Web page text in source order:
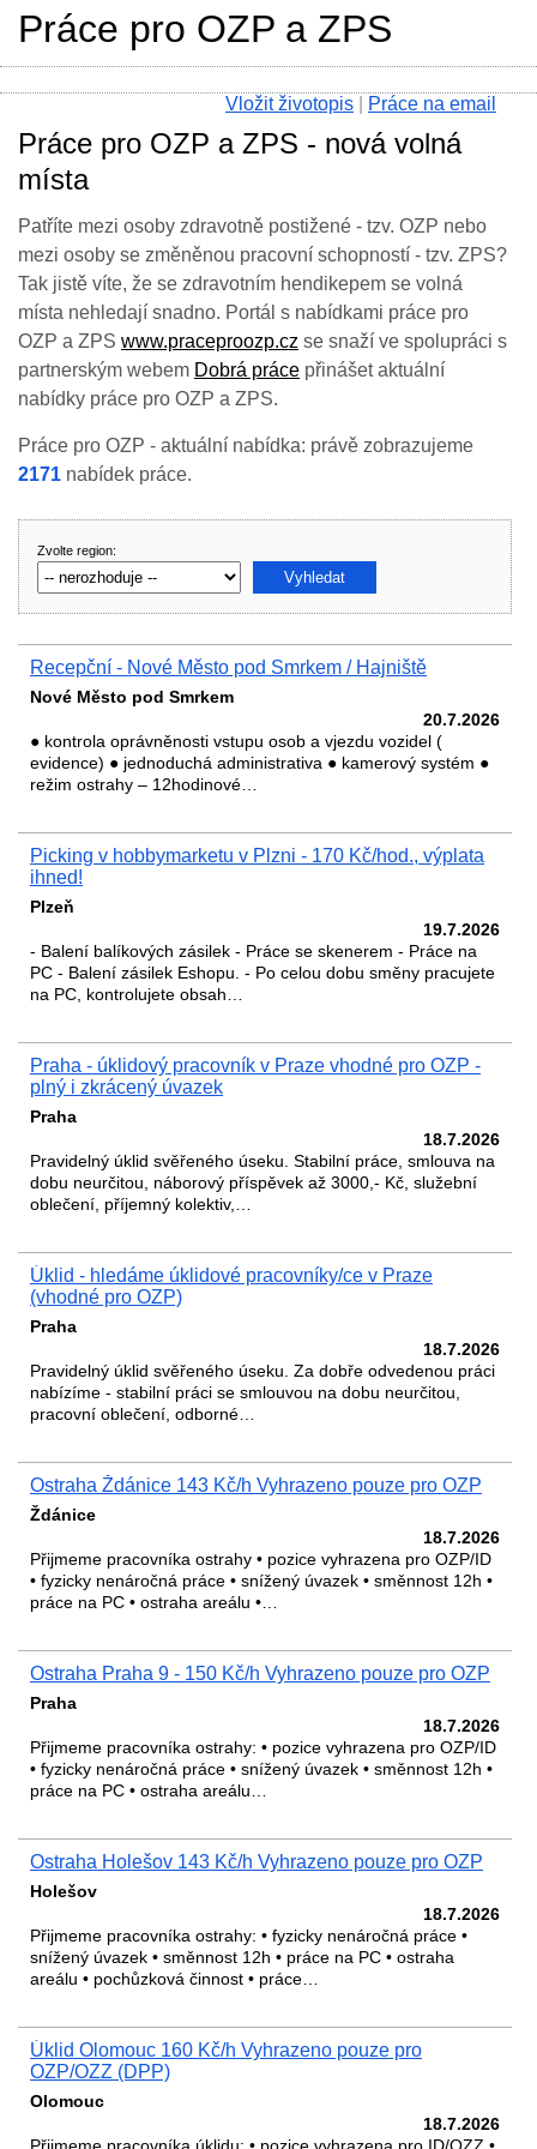
Práce pro OZP a ZPS - nová volná
místa
Patříte mezi osoby zdravotně postižené - tzv. OZP nebo
mezi osoby se změněnou pracovní schopností - tzv. ZPS?
Tak jistě víte, že se zdravotním hendikepem se volná
místa nehledají snadno. Portál s nabídkami práce pro
OZP a ZPS www.praceproozp.cz se snaží ve spolupráci s
partnerským webem Dobrá práce přinášet aktuální
nabídky práce pro OZP a ZPS.
Práce pro OZP - aktuální nabídka: právě zobrazujeme
2171 nabídek práce.
Zvolte region:
Recepční - Nové Město pod Smrkem / Hajniště
Nové Město pod Smrkem
20.7.2026
● kontrola oprávněnosti vstupu osob a vjezdu vozidel (
evidence) ● jednoduchá administrativa ● kamerový systém ●
režim ostrahy – 12hodinové…
Picking v hobbymarketu v Plzni - 170 Kč/hod., výplata
ihned!
Plzeň
19.7.2026
- Balení balíkových zásilek - Práce se skenerem - Práce na
PC - Balení zásilek Eshopu. - Po celou dobu směny pracujete
na PC, kontrolujete obsah…
Praha - úklidový pracovník v Praze vhodné pro OZP -
plný i zkrácený úvazek
Praha
18.7.2026
Pravidelný úklid svěřeného úseku. Stabilní práce, smlouva na
dobu neurčitou, náborový příspěvek až 3000,- Kč, služební
oblečení, příjemný kolektiv,…
Úklid - hledáme úklidové pracovníky/ce v Praze
(vhodné pro OZP)
Praha
18.7.2026
Pravidelný úklid svěřeného úseku. Za dobře odvedenou práci
nabízíme - stabilní práci se smlouvou na dobu neurčitou,
pracovní oblečení, odborné…
Ostraha Ždánice 143 Kč/h Vyhrazeno pouze pro OZP
Ždánice
18.7.2026
Přijmeme pracovníka ostrahy • pozice vyhrazena pro OZP/ID
• fyzicky nenáročná práce • snížený úvazek • směnnost 12h •
práce na PC • ostraha areálu •…
Ostraha Praha 9 - 150 Kč/h Vyhrazeno pouze pro OZP
Praha
18.7.2026
Přijmeme pracovníka ostrahy: • pozice vyhrazena pro OZP/ID
• fyzicky nenáročná práce • snížený úvazek • směnnost 12h •
práce na PC • ostraha areálu…
Ostraha Holešov 143 Kč/h Vyhrazeno pouze pro OZP
Holešov
18.7.2026
Přijmeme pracovníka ostrahy: • fyzicky nenáročná práce •
snížený úvazek • směnnost 12h • práce na PC • ostraha
areálu • pochůzková činnost • práce…
Úklid Olomouc 160 Kč/h Vyhrazeno pouze pro
OZP/OZZ (DPP)
Olomouc
18.7.2026
Práce pro OZP a ZPS
Vložit životopis Práce na email